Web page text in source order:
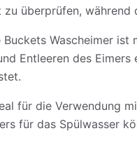
zu überprüfen,
Wascheimer
Entleeren des
für die Verwendung
für das Spülwasser